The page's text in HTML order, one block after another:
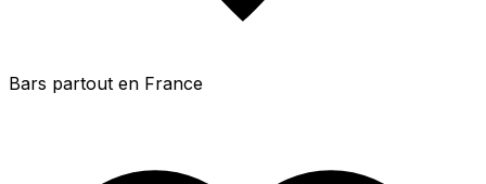
Bars partout en France